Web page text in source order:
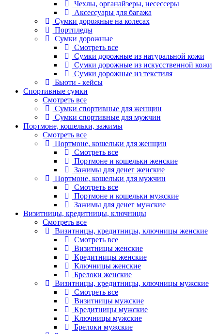
Чехлы, органайзеры, несессеры
Аксессуары для багажа
Сумки дорожные на колесах
Портпледы
Сумки дорожные
Смотреть все
Сумки дорожные из натуральной кожи
Сумки дорожные из искусственной кожи
Сумки дорожные из текстиля
Бьюти - кейсы
Спортивные сумки
Смотреть все
Сумки спортивные для женщин
Сумки спортивные для мужчин
Портмоне, кошельки, зажимы
Смотреть все
Портмоне, кошельки для женщин
Смотреть все
Портмоне и кошельки женские
Зажимы для денег женские
Портмоне, кошельки для мужчин
Смотреть все
Портмоне и кошельки мужские
Зажимы для денег мужские
Визитницы, кредитницы, ключницы
Смотреть все
Визитницы, кредитницы, ключницы женские
Смотреть все
Визитницы женские
Кредитницы женские
Ключницы женские
Брелоки женские
Визитницы, кредитницы, ключницы мужские
Смотреть все
Визитницы мужские
Кредитницы мужские
Ключницы мужские
Брелоки мужские